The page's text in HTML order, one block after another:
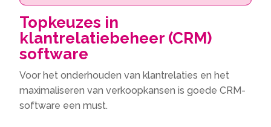
Topkeuzes in
klantrelatiebeheer (CRM)
software
Voor het onderhouden van klantrelaties en het
maximaliseren van verkoopkansen is goede CRM-
software een must.